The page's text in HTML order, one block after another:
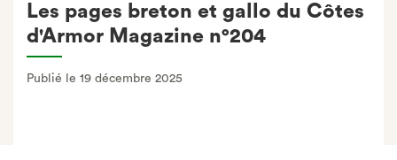
Les pages breton et gallo du Côtes
d'Armor Magazine n°204
Publié le 19 décembre 2025